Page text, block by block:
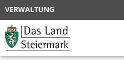
VERWALTUNG